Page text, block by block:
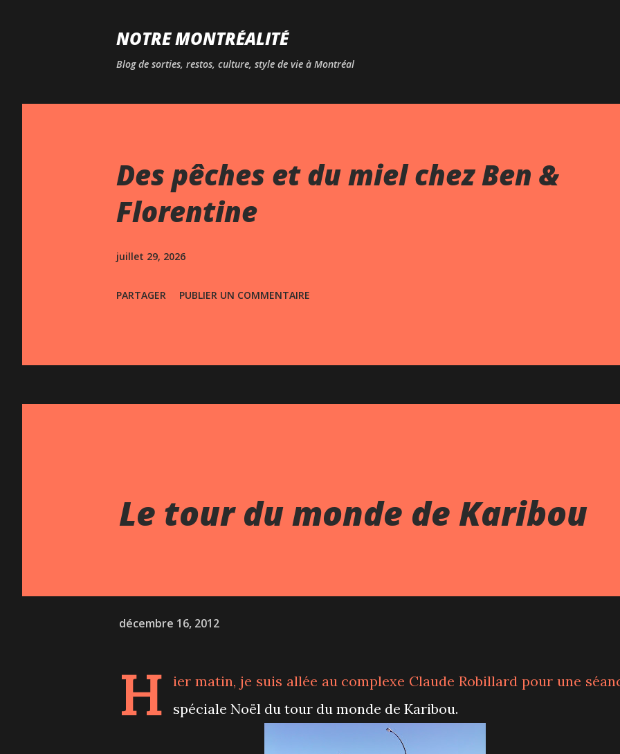
NOTRE MONTRÉALITÉ
Blog de sorties, restos, culture, style de vie à Montréal
Des pêches et du miel chez Ben &
Florentine
juillet 29, 2026
PARTAGER PUBLIER UN COMMENTAIRE
Le tour du monde de Karibou
décembre 16, 2012
H
ier matin, je suis allée au complexe Claude Robillard pour une
spéciale Noël du tour du monde de Karibou.